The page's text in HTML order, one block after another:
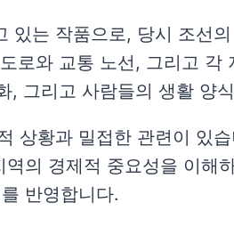
있는 작품으로, 당시 조선
로와 교통 노선, 그리고
그리고 사람들의 생활 양
상황과 밀접한 관련이 있
의 경제적 중요성을 이해
반영합니다.